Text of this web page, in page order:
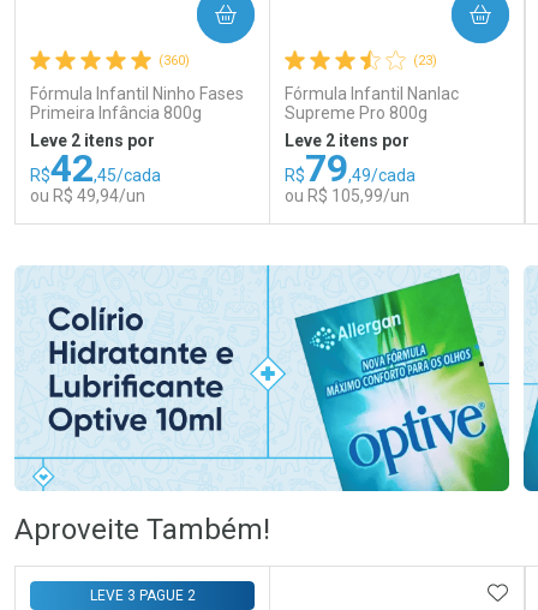
(360)
Fórmula Infantil Ninho Fases
Primeira Infância 800g
Leve 2 itens por
R$42,45/cada
ou R$ 49,94/un
COMPRAR
Comprar sem Desconto
Por R$ 49,94/cada
Comprar sem Desconto
Por R$ 49,94/cada
(23)
Fórmula Infantil Nanlac
Supreme Pro 800g
Leve 2 itens por
R$79,49/cada
ou R$ 105,99/un
COMPRAR
Laboratório
Comprar sem Desconto
Por Menos
Comprar sem Desconto
Aproveite Também!
LEVE 3 PAGUE 2